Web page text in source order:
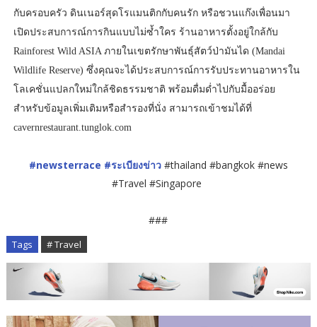
กับครอบครัว ดินเนอร์สุดโรแมนติกกับคนรัก หรือชวนแก๊งเพื่อนมา
เปิดประสบการณ์การกินแบบไม่ซ้ำใคร ร้านอาหารตั้งอยู่ใกล้กับ
Rainforest Wild ASIA ภายในเขตรักษาพันธุ์สัตว์ป่ามันได (Mandai
Wildlife Reserve) ซึ่งคุณจะได้ประสบการณ์การรับประทานอาหารใน
โลเคชั่นแปลกใหม่ใกล้ชิดธรรมชาติ พร้อมดื่มด่ำไปกับมื้ออร่อย
สำหรับข้อมูลเพิ่มเติมหรือสำรองที่นั่ง สามารถเข้าชมได้ที่
cavernrestaurant.tunglok.com
#newsterrace #ระเบียงข่าว#thailand #bangkok #news
#Travel #Singapore
###
Tags # Travel